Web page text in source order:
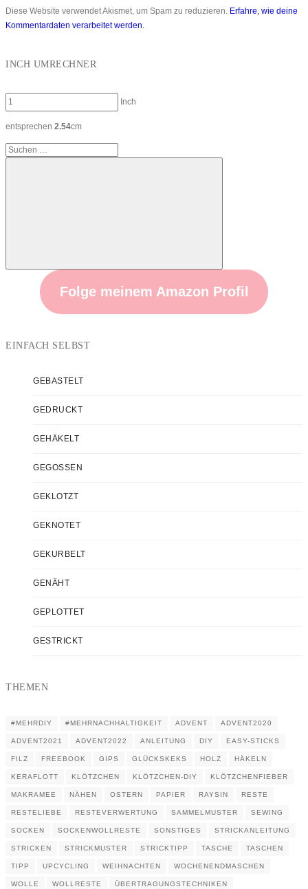
Diese Website verwendet Akismet, um Spam zu reduzieren. Erfahre, wie deine
Kommentardaten verarbeitet werden.
INCH UMRECHNER
Inch
entsprechen 2.54cm
Suchen
Folge meinem Amazon Profil
EINFACH SELBST
GEBASTELT
GEDRUCKT
GEHÄKELT
GEGOSSEN
GEKLOTZT
GEKNOTET
GEKURBELT
GENÄHT
GEPLOTTET
GESTRICKT
THEMEN
#MEHRDIY #MEHRNACHHALTIGKEIT ADVENT ADVENT2020
ADVENT2021 ADVENT2022 ANLEITUNG DIY EASY-STICKS
FILZ FREEBOOK GIPS GLÜCKSKEKS HOLZ HÄKELN
KERAFLOTT KLÖTZCHEN KLÖTZCHEN-DIY KLÖTZCHENFIEBER
MAKRAMEE NÄHEN OSTERN PAPIER RAYSIN RESTE
RESTELIEBE RESTEVERWERTUNG SAMMELMUSTER SEWING
SOCKEN SOCKENWOLLRESTE SONSTIGES STRICKANLEITUNG
STRICKEN STRICKMUSTER STRICKTIPP TASCHE TASCHEN
TIPP UPCYCLING WEIHNACHTEN WOCHENENDMASCHEN
WOLLE WOLLRESTE ÜBERTRAGUNGSTECHNIKEN